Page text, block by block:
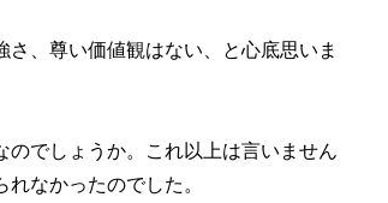
、尊い価値観はない、と心底思いま
でしょうか。これ以上は言いません
なかったのでした。